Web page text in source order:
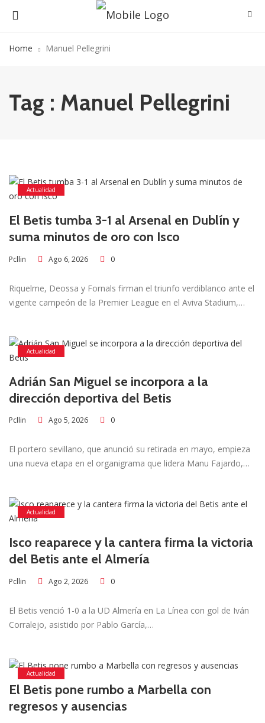
Home Manuel Pellegrini
Tag : Manuel Pellegrini
Actualidad
El Betis tumba 3-1 al Arsenal en Dublín y
suma minutos de oro con Isco
Pcllin Ago 6, 2026 0
Riquelme, Deossa y Fornals firman el triunfo verdiblanco ante el
vigente campeón de la Premier League en el Aviva Stadium,…
Actualidad
Adrián San Miguel se incorpora a la
dirección deportiva del Betis
Pcllin Ago 5, 2026 0
El portero sevillano, que anunció su retirada en mayo, empieza
una nueva etapa en el organigrama que lidera Manu Fajardo,…
Actualidad
Isco reaparece y la cantera firma la victoria
del Betis ante el Almería
Pcllin Ago 2, 2026 0
El Betis venció 1-0 a la UD Almería en La Línea con gol de Iván
Corralejo, asistido por Pablo García,…
Actualidad
El Betis pone rumbo a Marbella con
regresos y ausencias